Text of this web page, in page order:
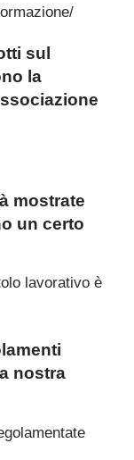
sul
la
mostrate
un certo
lavorativo è
nostra